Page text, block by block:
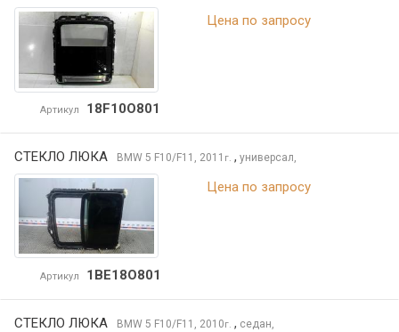
Артикул 18F10O801
Цена по запросу
СТЕКЛО ЛЮКА BMW 5 F10/F11, 2011 г. , универсал,
Артикул 1BE18O801
Цена по запросу
СТЕКЛО ЛЮКА BMW 5 F10/F11, 2010г. , седан,